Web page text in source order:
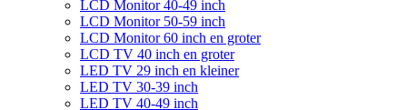
LCD Monitor 40-49 inch
LCD Monitor 50-59 inch
LCD Monitor 60 inch en groter
LCD TV 40 inch en groter
LED TV 29 inch en kleiner
LED TV 30-39 inch
LED TV 40-49 inch